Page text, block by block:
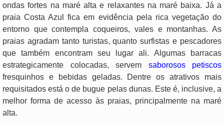
ondas fortes na maré alta e relaxantes na maré baixa. Já a
praia Costa Azul fica em evidência pela rica vegetação do
entorno que contempla coqueiros, vales e montanhas. As
praias agradam tanto turistas, quanto surfistas e pescadores
que também encontram seu lugar ali. Algumas barracas
estrategicamente colocadas, servem saborosos petiscos
fresquinhos e bebidas geladas. Dentre os atrativos mais
requisitados está o de bugue pelas dunas. Este é, inclusive, a
melhor forma de acesso às praias, principalmente na maré
alta.